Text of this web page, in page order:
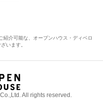
介可能な、オープンハウス・ディベロ
います。
All rights reserved.